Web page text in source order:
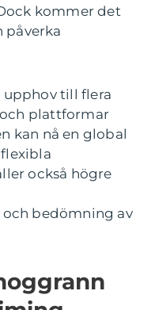
kommer det
påverka
till flera
plattformar
kan nå en global
också högre
bedömning av